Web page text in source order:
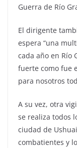
Guerra de Río
El dirigente
espera “una
cada año en Río
fuerte como fue
para nosotros
A su vez, otra
se realiza todos
ciudad de
combatientes y